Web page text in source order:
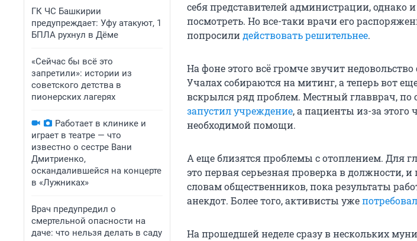
ГК ЧС Башкирии
предупреждает: Уфу атакуют, 1
БПЛА рухнул в Дёме
«Сейчас бы всё это
запретили»: истории из
советского детства в
пионерских лагерях
Работает в клинике и
играет в театре — что
известно о сестре Вани
Дмитриенко,
оскандалившейся на концерте
в «Лужниках»
Врач предупредил о
смертельной опасности на
даче: что нельзя делать в саду
себя представителей администрации, однако
посмотреть. Но все-таки врачи его
попросилидействовать решительнее.
На фоне этого всё громче звучит
Учалах собираются на митинг, а теперь вот
вскрылся ряд проблем. Местный главврач, по
запустил учреждение, а пациенты из-за этого
необходимой помощи.
А еще близятся проблемы с отоплением. Для
это первая серьезная проверка в должности, и
словам общественников, пока результаты
анекдот. Более того, активисты уже
На прошедшей неделе сразу в нескольких